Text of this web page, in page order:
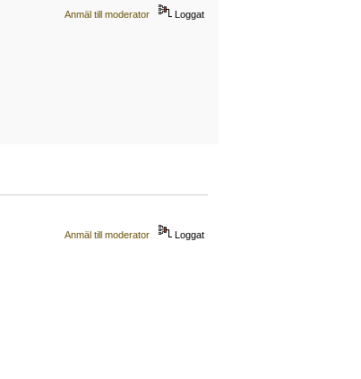
Anmäl till moderator Loggat
Anmäl till moderator Loggat